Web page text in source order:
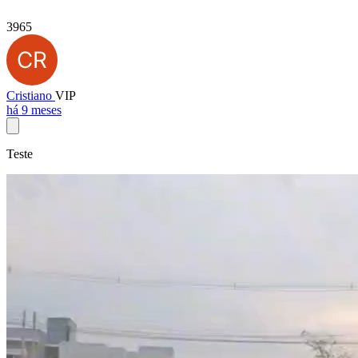
3965
Cristiano VIP
há 9 meses
Teste